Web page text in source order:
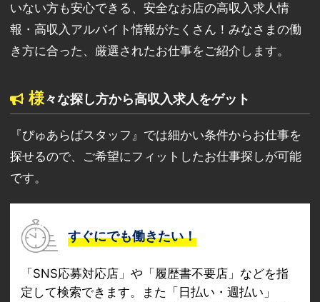
いない方も安心できる、安全なお店の高収入求人情
報・高収入アルバイト情報がたくさん！みなさまの働
き方に合った、厳選されたお仕事をご紹介します。
様々な探し方から高収入求人をゲット
『ぴゅあらばスタッフ』では細かい条件からお仕事を
探せるので、ご希望にフィットしたお仕事探しが可能
です。
すぐにでも働きたい！
「SNS応募対応店」や「履歴書不要店」などを指
定して検索できます。また「日払い・週払い」